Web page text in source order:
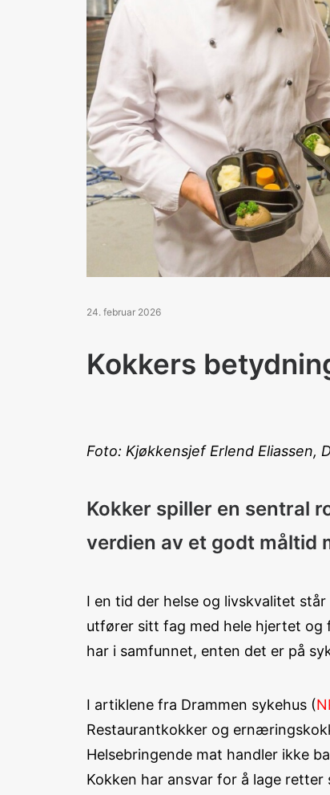
24. februar 2026
Kokkers
Foto: Kjøkkensjef Erlend Eliassen,
Kokker spiller en sentral
verdien av et godt måltid
I en tid der helse og livskvalitet
utfører sitt fag med hele hjertet og
har i samfunnet, enten det er på
I artiklene fra Drammen sykehus (
Restaurantkokker og
Helsebringende mat handler ikke
Kokken har ansvar for å lage